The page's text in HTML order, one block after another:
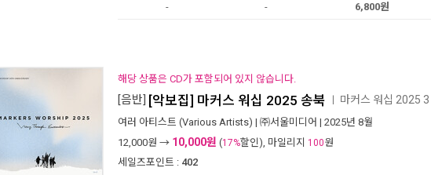
- - 6,800원
해당 상품은 CD가 포함되어 있지 않습니다.
[음반] [악보집] 마커스 워십 2025 송북 마커스 워십 2025 3
여러 아티스트 (Various Artists) | ㈜서울미디어 | 2025년 8월
12,000원 → 10,000원 (17%할인), 마일리지 100원
세일즈포인트 : 402